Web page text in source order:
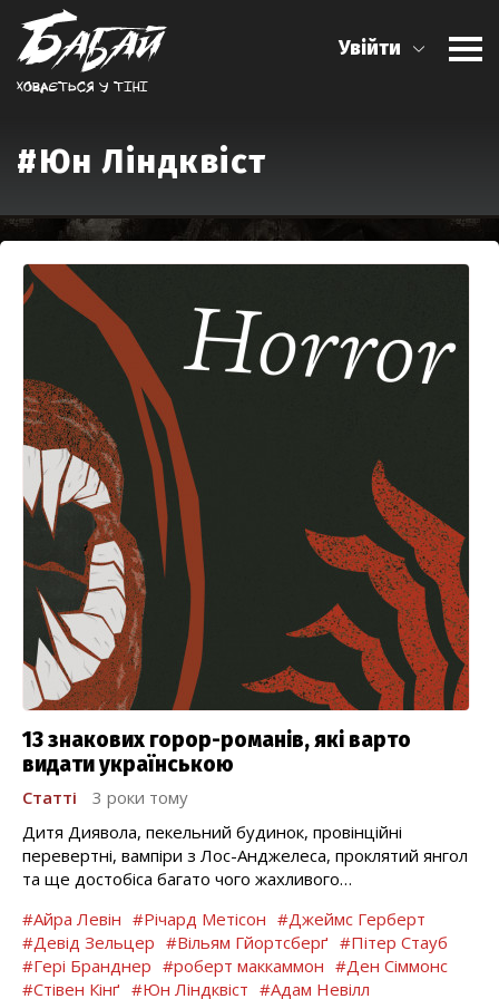
Ховається у тiнi
Увійти
#Юн Ліндквіст
13 знакових горор-романів, які варто
видати українською
Статті
3 роки тому
Дитя Диявола, пекельний будинок, провінційні
перевертні, вампіри з Лос-Анджелеса, проклятий янгол
та ще достобіса багато чого жахливого…
#Айра Левін #Річард Метісон #Джеймс Герберт
#Девід Зельцер #Вільям Гйортсберґ #Пітер Стауб
#Гері Бранднер #роберт маккаммон #Ден Сіммонс
#Стівен Кінґ #Юн Ліндквіст #Адам Невілл